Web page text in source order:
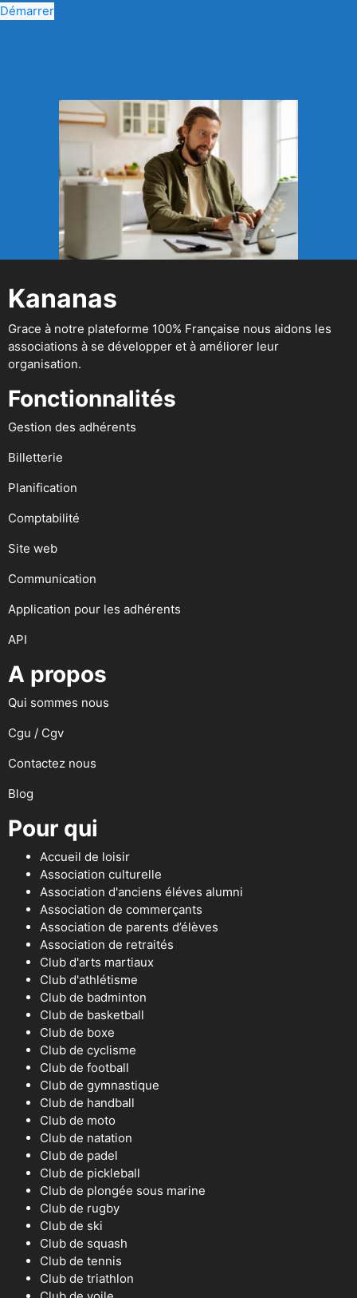
Démarrer
Kananas
Grace à notre plateforme 100% Française nous aidons les
associations à se développer et à améliorer leur
organisation.
Fonctionnalités
Gestion des adhérents
Billetterie
Planification
Comptabilité
Site web
Communication
Application pour les adhérents
API
A propos
Qui sommes nous
Cgu / Cgv
Contactez nous
Blog
Pour qui
Accueil de loisir
Association culturelle
Association d'anciens éléves alumni
Association de commerçants
Association de parents d’élèves
Association de retraités
Club d'arts martiaux
Club d'athlétisme
Club de badminton
Club de basketball
Club de boxe
Club de cyclisme
Club de football
Club de gymnastique
Club de handball
Club de moto
Club de natation
Club de padel
Club de pickleball
Club de plongée sous marine
Club de rugby
Club de ski
Club de squash
Club de tennis
Club de triathlon